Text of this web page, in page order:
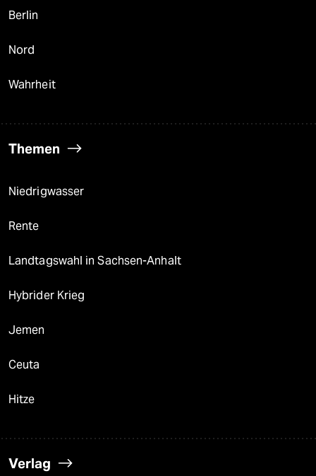
Berlin
Nord
Wahrheit
Themen
Niedrigwasser
Rente
Landtagswahl in Sachsen-Anhalt
Hybrider Krieg
Jemen
Ceuta
Hitze
Verlag